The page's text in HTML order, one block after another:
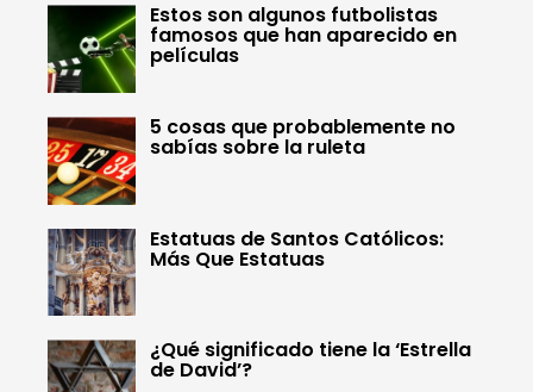
Estos son algunos futbolistas
famosos que han aparecido en
películas
5 cosas que probablemente no
sabías sobre la ruleta
Estatuas de Santos Católicos:
Más Que Estatuas
¿Qué significado tiene la ‘Estrella
de David’?